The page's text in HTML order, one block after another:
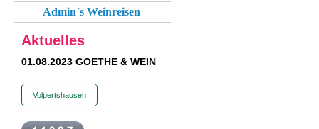
Admin´s Weinreisen
Aktuelles
01.08.2023 GOETHE & WEIN
Volpertshausen